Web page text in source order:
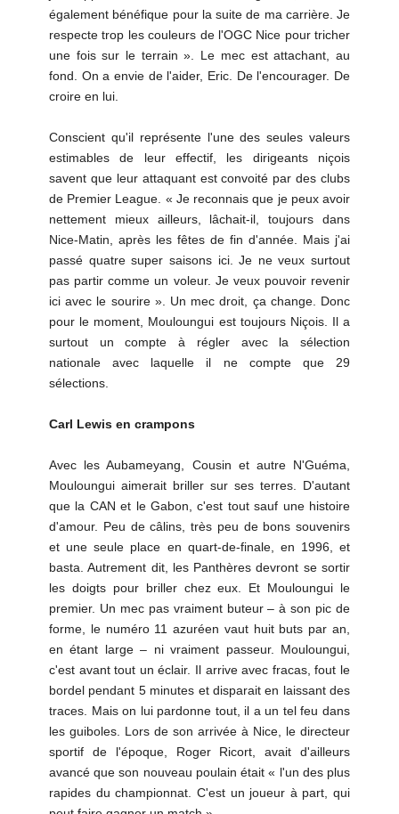
également bénéfique pour la suite de ma carrière. Je
respecte trop les couleurs de l'OGC Nice pour tricher
une fois sur le terrain ». Le mec est attachant, au
fond. On a envie de l'aider, Eric. De l'encourager. De
croire en lui.
Conscient qu'il représente l'une des seules valeurs
estimables de leur effectif, les dirigeants niçois
savent que leur attaquant est convoité par des clubs
de Premier League. « Je reconnais que je peux avoir
nettement mieux ailleurs, lâchait-il, toujours dans
Nice-Matin, après les fêtes de fin d'année. Mais j'ai
passé quatre super saisons ici. Je ne veux surtout
pas partir comme un voleur. Je veux pouvoir revenir
ici avec le sourire ». Un mec droit, ça change. Donc
pour le moment, Mouloungui est toujours Niçois. Il a
surtout un compte à régler avec la sélection
nationale avec laquelle il ne compte que 29
sélections.
Carl Lewis en crampons
Avec les Aubameyang, Cousin et autre N'Guéma,
Mouloungui aimerait briller sur ses terres. D'autant
que la CAN et le Gabon, c'est tout sauf une histoire
d'amour. Peu de câlins, très peu de bons souvenirs
et une seule place en quart-de-finale, en 1996, et
basta. Autrement dit, les Panthères devront se sortir
les doigts pour briller chez eux. Et Mouloungui le
premier. Un mec pas vraiment buteur – à son pic de
forme, le numéro 11 azuréen vaut huit buts par an,
en étant large – ni vraiment passeur. Mouloungui,
c'est avant tout un éclair. Il arrive avec fracas, fout le
bordel pendant 5 minutes et disparait en laissant des
traces. Mais on lui pardonne tout, il a un tel feu dans
les guiboles. Lors de son arrivée à Nice, le directeur
sportif de l'époque, Roger Ricort, avait d'ailleurs
avancé que son nouveau poulain était « l'un des plus
rapides du championnat. C'est un joueur à part, qui